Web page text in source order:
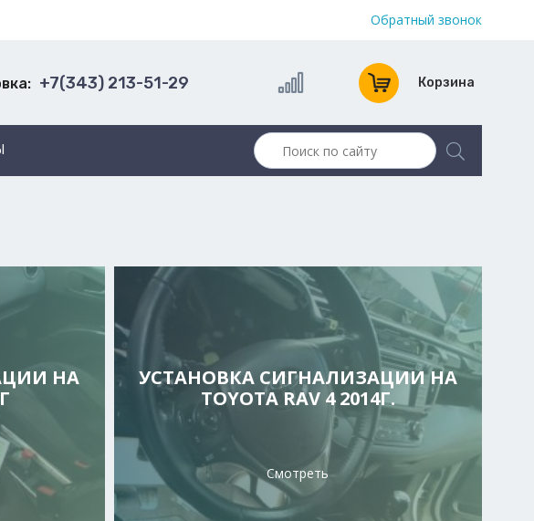
Обратный звонок
+7(343) 213-51-29 Корзина
НА
УСТАНОВКА СИГНАЛИЗАЦИИ НА
TOYOTA RAV 4 2014Г.
Смотреть